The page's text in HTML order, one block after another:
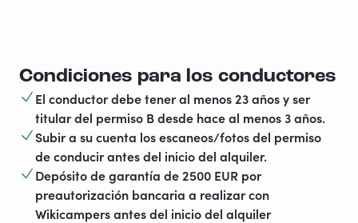
Condiciones para los conductores
El conductor debe tener al menos 23 años y ser
titular del permiso B desde hace al menos 3 años.
Subir a su cuenta los escaneos/fotos del permiso
de conducir antes del inicio del alquiler.
Depósito de garantía de 2500 EUR por
preautorización bancaria a realizar con
Wikicampers antes del inicio del alquiler